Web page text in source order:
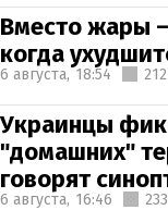
Вместо жары
когда
6 августа, 18:54
Украинцы
"домашних"
говорят
6 августа, 16:46